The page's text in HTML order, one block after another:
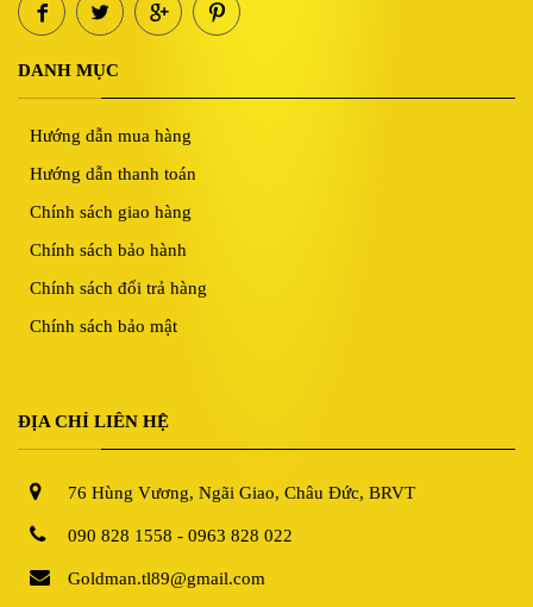
DANH MỤC
Hướng dẫn mua hàng
Hướng dẫn thanh toán
Chính sách giao hàng
Chính sách bảo hành
Chính sách đổi trả hàng
Chính sách bảo mật
ĐỊA CHỈ LIÊN HỆ
76 Hùng Vương, Ngãi Giao, Châu Đức, BRVT
090 828 1558 - 0963 828 022
Goldman.tl89@gmail.com